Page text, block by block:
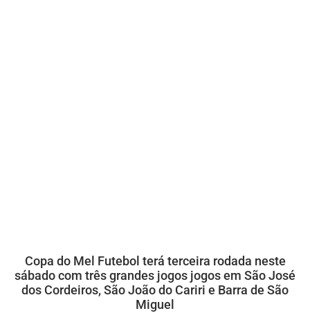
Copa do Mel Futebol terá terceira rodada neste
sábado com três grandes jogos jogos em São José
dos Cordeiros, São João do Cariri e Barra de São
Miguel